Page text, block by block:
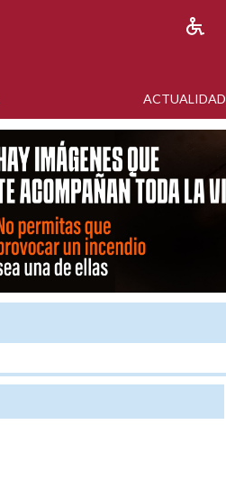
ACTUALIDAD